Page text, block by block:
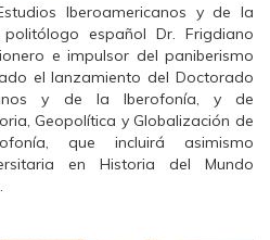
Iberoamericanos y de la
español Dr. Frigdiano
e impulsor del paniberismo
el lanzamiento del Doctorado
y de la Iberofonía, y de
Geopolítica y Globalización de
que incluirá asimismo
en Historia del Mundo